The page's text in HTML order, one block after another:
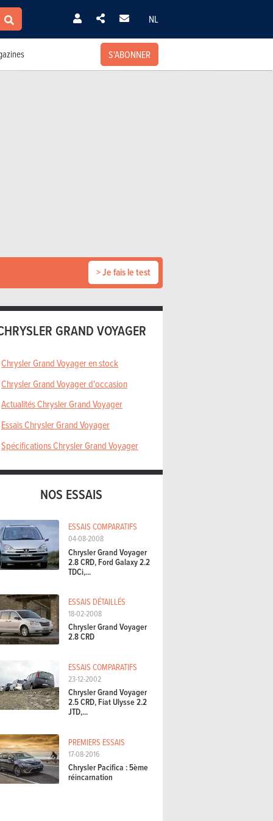
NL
S'ABONNER
> Je fais le test
GRAND VOYAGER
Chrysler Grand Voyager en stock
Chrysler Grand Voyager d'occasion
Actualités Chrysler Grand Voyager
Essais Chrysler Grand Voyager
Spécifications Chrysler Grand Voyager
NOS ESSAIS
ESSAIS COMPARATIFS
04-08-2008
Chrysler Grand Voyager
2.8 CRD, Ford Galaxy 2.2
TDCi,...
ESSAIS DÉTAILLÉS
18-02-2008
Chrysler Grand Voyager
2.8 CRD
ESSAIS COMPARATIFS
23-12-2002
Chrysler Grand Voyager
2.5 CRD, Fiat Ulysse 2.2
JTD,...
PREMIERS ESSAIS
17-08-2016
Chrysler Pacifica : 5ème
réincarnation